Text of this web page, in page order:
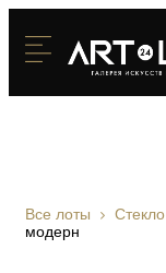
Все лоты Стекло
модерн